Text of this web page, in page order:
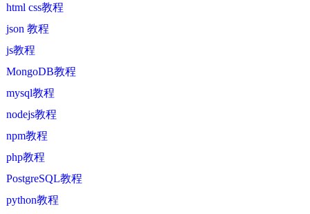
html css教程
json 教程
js教程
MongoDB教程
mysql教程
nodejs教程
npm教程
php教程
PostgreSQL教程
python教程